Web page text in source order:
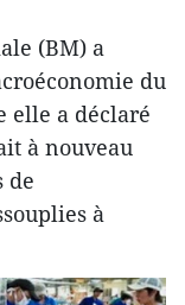
(BM) a
du
elle a déclaré
à nouveau
de
à